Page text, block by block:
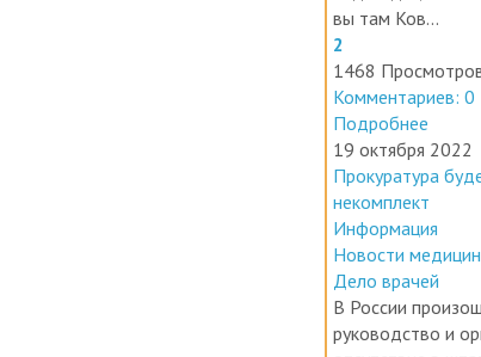
2
1468 Просмотров
Комментариев: 0
Подробнее
19 октября 2022
Прокуратура
некомплект
Информация
Новости медицины
Дело врачей
В России
руководство и
отсутствие в